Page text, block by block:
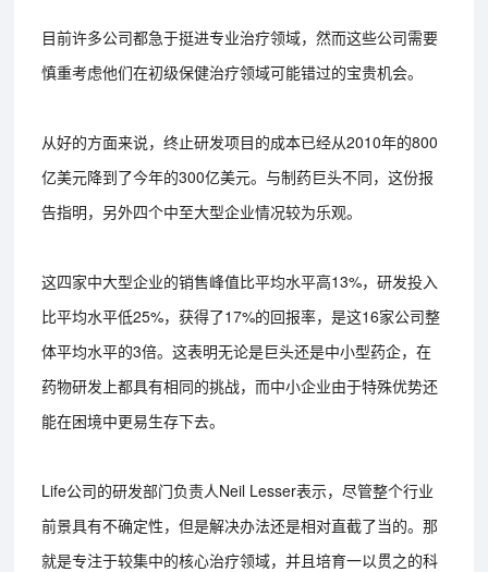
目前许多公司都急于挺进专业治疗领域，然而这些公司需要
慎重考虑他们在初级保健治疗领域可能错过的宝贵机会。
从好的方面来说，终止研发项目的成本已经从2010年的800
亿美元降到了今年的300亿美元。与制药巨头不同，这份报
告指明，另外四个中至大型企业情况较为乐观。
这四家中大型企业的销售峰值比平均水平高13%，研发投入
比平均水平低25%，获得了17%的回报率，是这16家公司整
体平均水平的3倍。这表明无论是巨头还是中小型药企，在
药物研发上都具有相同的挑战，而中小企业由于特殊优势还
能在困境中更易生存下去。
Life公司的研发部门负责人Neil Lesser表示，尽管整个行业
前景具有不确定性，但是解决办法还是相对直截了当的。那
就是专注于较集中的核心治疗领域，并且培育一以贯之的科